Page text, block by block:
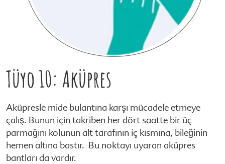
Tüyo 10: Aküpres
Aküpresle mide bulantına karşı mücadele etmeye
çalış. Bunun için takriben her dört saatte bir üç
parmağını kolunun alt tarafının iç kısmına, bileğinin
hemen altına bastır. Bu noktayı uyaran aküpres
bantları da vardır.